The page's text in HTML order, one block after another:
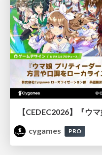
cygames
PRO